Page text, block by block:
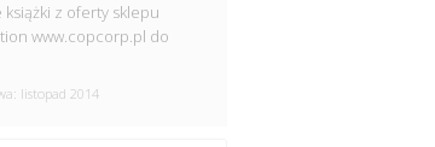
z oferty sklepu
www.copcorp.pl do
listopad 2014